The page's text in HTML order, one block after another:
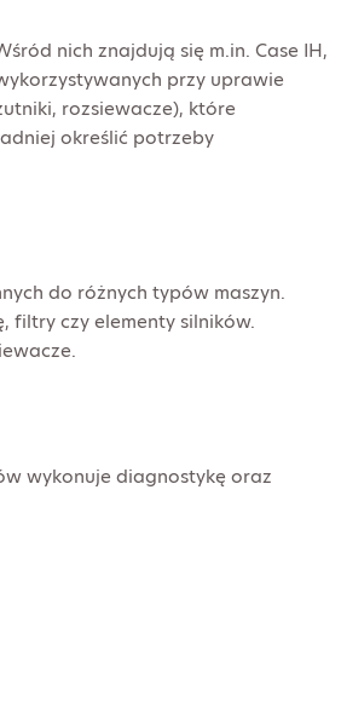
nich znajdują się m.in. Case IH,
przy uprawie
rozsiewacze), które
określić potrzeby
do różnych typów maszyn.
filtry czy elementy silników.
wykonuje diagnostykę oraz